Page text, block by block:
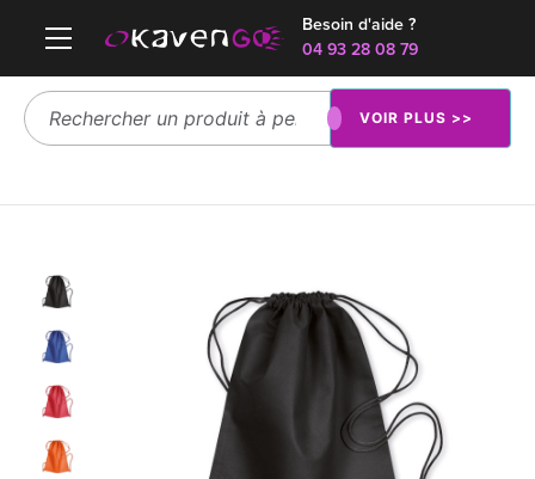
Besoin d'aide ?
04 93 28 08 79
VOIR PLUS >>